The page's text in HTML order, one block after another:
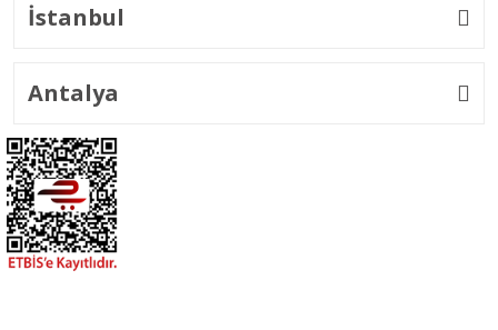
İstanbul
Antalya